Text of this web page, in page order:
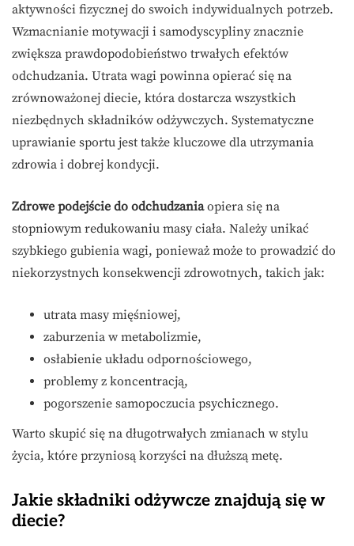
aktywności fizycznej do swoich indywidualnych potrzeb.
Wzmacnianie motywacji i samodyscypliny znacznie
zwiększa prawdopodobieństwo trwałych efektów
odchudzania. Utrata wagi powinna opierać się na
zrównoważonej diecie, która dostarcza wszystkich
niezbędnych składników odżywczych. Systematyczne
uprawianie sportu jest także kluczowe dla utrzymania
zdrowia i dobrej kondycji.
Zdrowe podejście do odchudzaniaopiera się na
stopniowym redukowaniu masy ciała. Należy unikać
szybkiego gubienia wagi, ponieważ może to prowadzić do
niekorzystnych konsekwencji zdrowotnych, takich jak:
utrata masy mięśniowej,
zaburzenia w metabolizmie,
osłabienie układu odpornościowego,
problemy z koncentracją,
pogorszenie samopoczucia psychicznego.
Warto skupić się na długotrwałych zmianach w stylu
życia, które przyniosą korzyści na dłuższą metę.
Jakie składniki odżywcze znajdują się w
diecie?